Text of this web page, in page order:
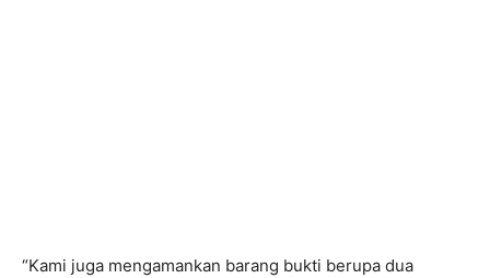
“Kami juga mengamankan barang bukti berupa dua